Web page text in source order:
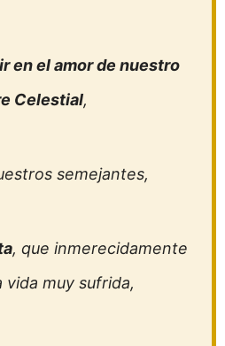
en el amor de nuestro
Celestial,
semejantes,
, que inmerecidamente
vida muy sufrida,